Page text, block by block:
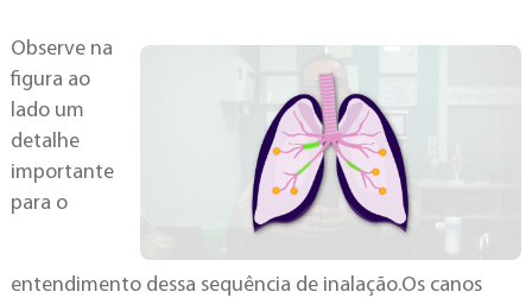
Observe na
figura ao
lado um
detalhe
importante
para o
entendimento dessa sequência de inalação.Os canos